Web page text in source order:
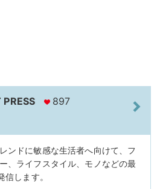
897
ンドに敏感な生活者へ向けて、フ
、ライフスタイル、モノなどの最
信します。